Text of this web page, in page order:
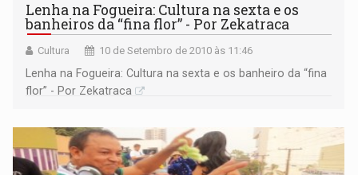
Lenha na Fogueira: Cultura na sexta e os
banheiros da “fina flor” - Por Zekatraca
Cultura 10 de Setembro de 2010 às 11:46
Lenha na Fogueira: Cultura na sexta e os banheiro da “fina
flor” - Por Zekatraca